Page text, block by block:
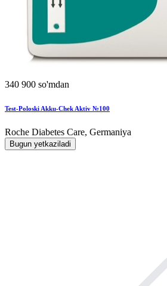
340 900 so'mdan
Test-Poloski Akku-Chek Aktiv №100
Roche Diabetes Care, Germaniya
Bugun yetkaziladi